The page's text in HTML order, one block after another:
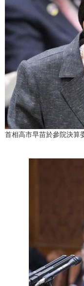
教育
工作勞動
家庭
醫療健康
語言
首相高市早苗於參院決算